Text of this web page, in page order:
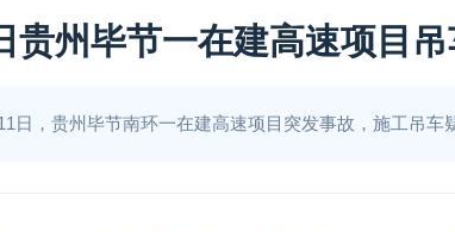
贵州毕节一在建高速项目
日，贵州毕节南环一在建高速项目突发事故，施工吊车